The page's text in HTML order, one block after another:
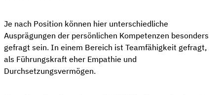
Je nach Position können hier unterschiedliche
Ausprägungen der persönlichen Kompetenzen besonders
gefragt sein. In einem Bereich ist Teamfähigkeit gefragt,
als Führungskraft eher Empathie und
Durchsetzungsvermögen.